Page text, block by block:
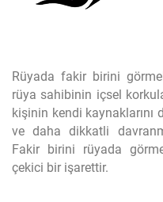
Rüyada fakir birini
rüya sahibinin içsel
kişinin kendi
ve daha dikkatli
Fakir birini rüyada
çekici bir işarettir.